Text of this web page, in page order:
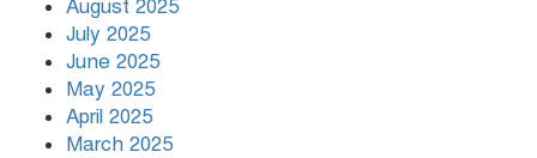
August 2025
July 2025
June 2025
May 2025
April 2025
March 2025